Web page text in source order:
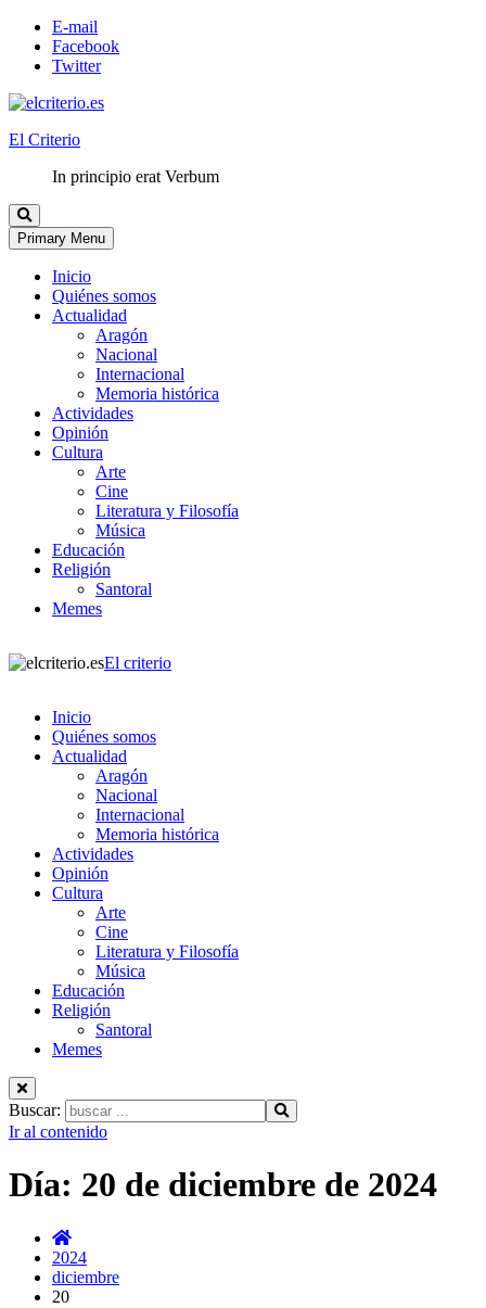
E-mail
Facebook
Twitter
El Criterio
In principio erat Verbum
Primary Menu
Inicio
Quiénes somos
Actualidad
Aragón
Nacional
Internacional
Memoria histórica
Actividades
Opinión
Cultura
Arte
Cine
Literatura y Filosofía
Música
Educación
Religión
Santoral
Memes
El criterio
Inicio
Quiénes somos
Actualidad
Aragón
Nacional
Internacional
Memoria histórica
Actividades
Opinión
Cultura
Arte
Cine
Literatura y Filosofía
Música
Educación
Religión
Santoral
Memes
Buscar:
Ir al contenido
Día: 20 de diciembre de 2024
2024
diciembre
20